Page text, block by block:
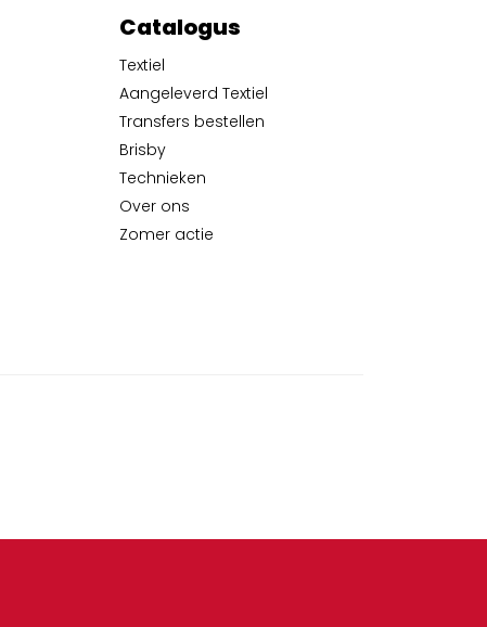
Catalogus
Textiel
Aangeleverd Textiel
Transfers bestellen
Brisby
Technieken
Over ons
Zomer actie